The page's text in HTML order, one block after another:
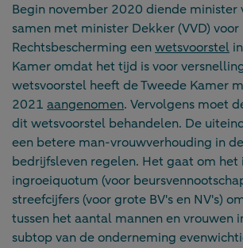
Begin november 2020 diende minister
samen met minister Dekker (VVD) voor
Rechtsbescherming eenwetsvoorstel
Kamer omdat het tijd is voor
wetsvoorstel heeft de Tweede Kamer
2021 aangenomen. Vervolgens moet
dit wetsvoorstel behandelen. De
een betere man-vrouwverhouding in
bedrijfsleven regelen. Het gaat om het
ingroeiquotum (voor
streefcijfers (voor grote BV's en NV's)
tussen het aantal mannen en vrouwen
subtop van de onderneming